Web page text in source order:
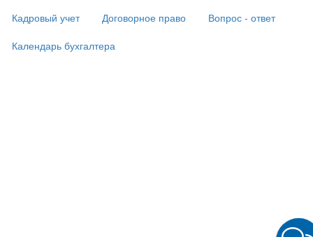
Кадровый учет
Договорное право
Вопрос - ответ
Календарь бухгалтера